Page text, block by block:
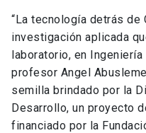
“La tecnología detrás de
investigación aplicada
laboratorio, en
profesor Angel
semilla brindado por la
Desarrollo, un proyecto
financiado por la